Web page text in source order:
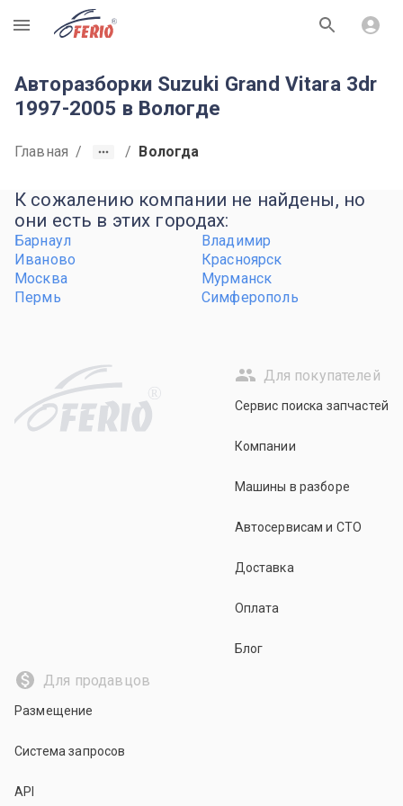
R
Авторазборки Suzuki Grand Vitara 3dr
1997-2005 в Вологде
Главная / / Вологда
К сожалению компании не найдены, но
они есть в этих городах:
Барнаул
Владимир
Иваново
Красноярск
Москва
Мурманск
Пермь
Симферополь
R
Для покупателей
Сервис поиска запчастей
Компании
Машины в разборе
Автосервисам и СТО
Доставка
Оплата
Блог
Для продавцов
Размещение
Система запросов
API